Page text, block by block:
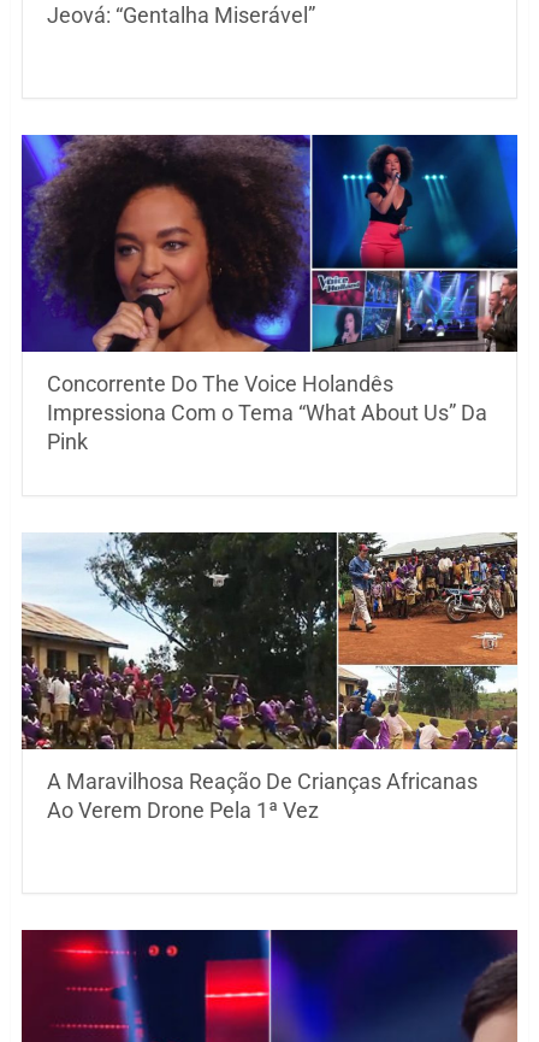
Jeová: “Gentalha Miserável”
Concorrente Do The Voice Holandês
Impressiona Com o Tema “What About Us” Da
Pink
A Maravilhosa Reação De Crianças Africanas
Ao Verem Drone Pela 1ª Vez